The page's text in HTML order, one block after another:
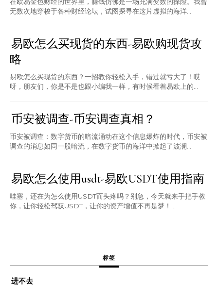
无数次地穿梭于各种财经论坛，试图探寻在这片虚拟的海洋...
易欧怎么买现货的东西-易欧购现货攻
略
易欧怎么买现货的东西？一招教你轻松入手，错过就亏大了！哎
呀，朋友们，你是不是也跟小编我一样，有时候看着易欧上的...
币安被调查-币安调查真相？
币安被调查：数字货币的暗流涌动在这个信息爆炸的时代，币安被
调查的消息如同一股暗流，在数字货币的海洋中掀起了波澜...
易欧怎么使用usdt-易欧USDT使用指南
哇塞，还在为怎么使用USDT而头疼吗？别急，今天就来手把手教
你，让你轻松驾驭USDT，让你的资产增值不再是梦！...
标签
进不去